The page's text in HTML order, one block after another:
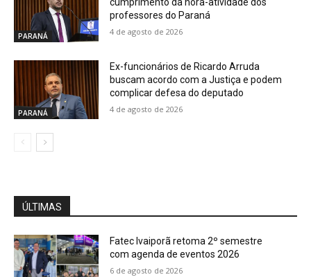
PARANÁ
professores do Paraná
4 de agosto de 2026
PARANÁ
Ex-funcionários de Ricardo Arruda
buscam acordo com a Justiça e podem
complicar defesa do deputado
4 de agosto de 2026
ÚLTIMAS
Fatec Ivaiporã retoma 2º semestre
com agenda de eventos 2026
6 de agosto de 2026